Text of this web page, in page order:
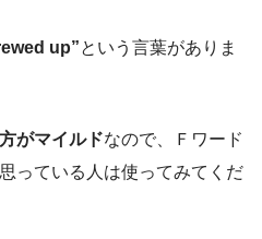
up”という言葉がありま
がマイルドなので、Ｆワード
っている人は使ってみてくだ